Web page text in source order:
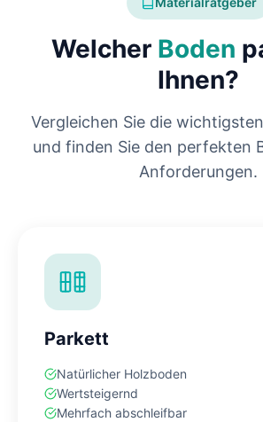
Welcher Boden
Ihnen?
Vergleichen Sie die
und finden Sie den perfekten
Anforderungen.
Parkett
Natürlicher Holzboden
Wertsteigernd
Mehrfach abschleifbar